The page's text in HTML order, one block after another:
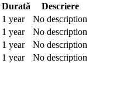
Durată
Descriere
1 year
No description
1 year
No description
1 year
No description
1 year
No description